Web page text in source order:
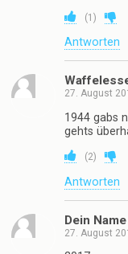
(1 )
Antworten
27. August
1944 gabs
gehts
(2)
Antworten
Dein Name
27. August